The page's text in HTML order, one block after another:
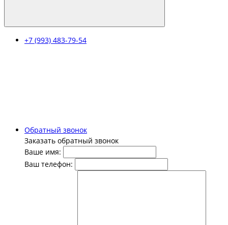
+7 (993) 483-79-54
Обратный звонок
Заказать обратный звонок
Ваше имя:
Ваш телефон: